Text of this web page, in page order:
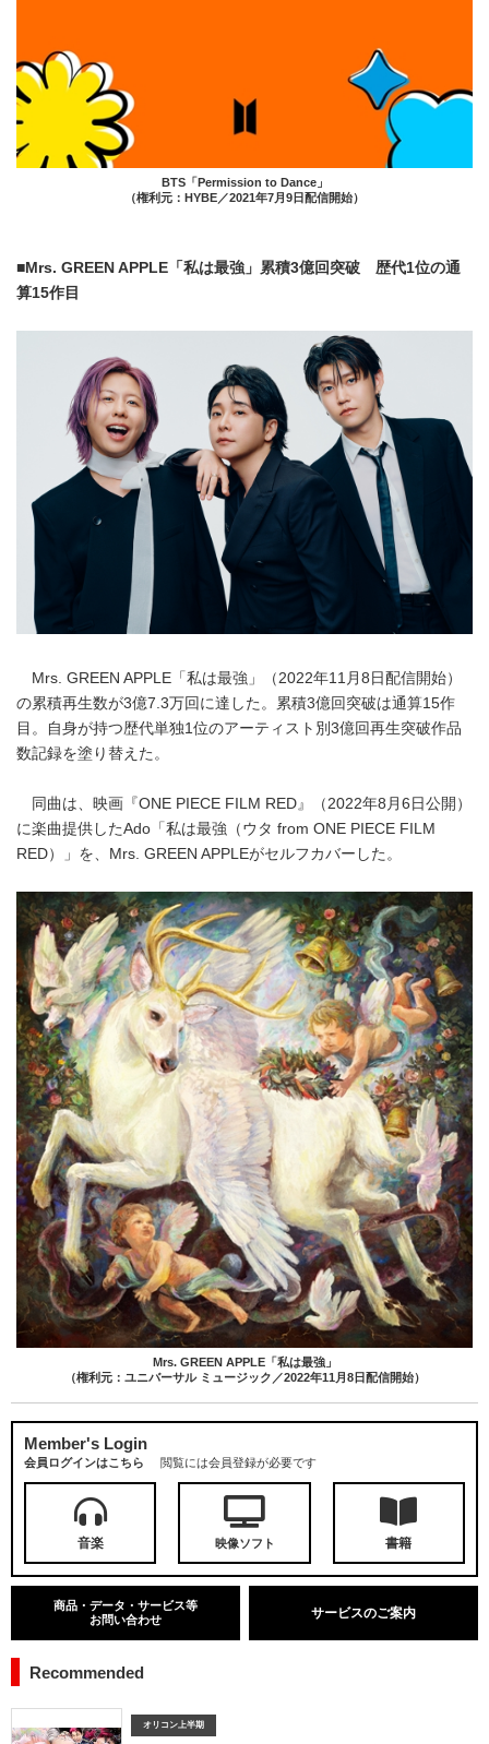
BTS「Permission to Dance」
（権利元：HYBE／2021年7月9日配信開始）
■Mrs. GREEN APPLE「私は最強」累積3億回突破 歴代1位の通
算15作目
Mrs. GREEN APPLE「私は最強」（2022年11月8日配信開始）
の累積再生数が3億7.3万回に達した。累積3億回突破は通算15作
目。自身が持つ歴代単独1位のアーティスト別3億回再生突破作品
数記録を塗り替えた。
同曲は、映画『ONE PIECE FILM RED』（2022年8月6日公開）
に楽曲提供したAdo「私は最強（ウタ from ONE PIECE FILM
RED）」を、Mrs. GREEN APPLEがセルフカバーした。
Mrs. GREEN APPLE「私は最強」
（権利元：ユニバーサル ミュージック／2022年11月8日配信開始）
Member's Login
会員ログインはこちら 閲覧には会員登録が必要です
音楽 映像ソフト 書籍
商品・データ・サービス等
お問い合わせ
サービスのご案内
Recommended
オリコン上半期